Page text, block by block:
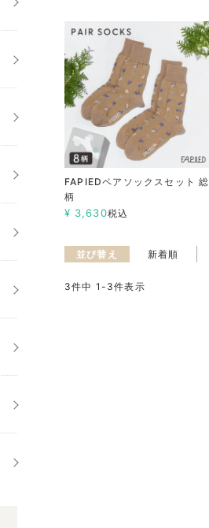
FAPIEDペアソックスセット 総
柄
¥ 3,630税込
並び替え 新着順
3件中 1 - 3件表示